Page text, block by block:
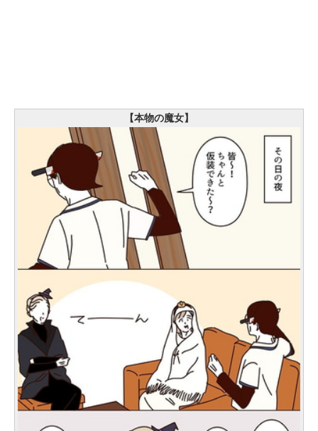
【本物の魔女】